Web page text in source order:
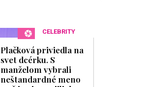
CELEBRITY
Plačková priviedla na
svet dcérku. S
manželom vybrali
neštandardné meno